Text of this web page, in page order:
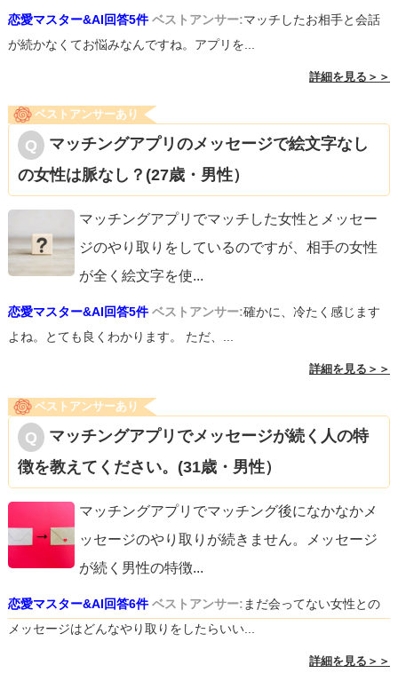
恋愛マスター&AI回答5件 ベストアンサー:マッチしたお相手と会話
が続かなくてお悩みなんですね。アプリを...
詳細を見る＞＞
ベストアンサーあり
マッチングアプリのメッセージで絵文字なし
の女性は脈なし？(27歳・男性）
マッチングアプリでマッチした女性とメッセー
ジのやり取りをしているのですが、相手の女性
が全く絵文字を使...
恋愛マスター&AI回答5件 ベストアンサー:確かに、冷たく感じます
よね。とても良くわかります。 ただ、...
詳細を見る＞＞
ベストアンサーあり
マッチングアプリでメッセージが続く人の特
徴を教えてください。(31歳・男性）
マッチングアプリでマッチング後になかなかメ
ッセージのやり取りが続きません。メッセージ
が続く男性の特徴...
恋愛マスター&AI回答6件 ベストアンサー:まだ会ってない女性との
メッセージはどんなやり取りをしたらいい...
詳細を見る＞＞